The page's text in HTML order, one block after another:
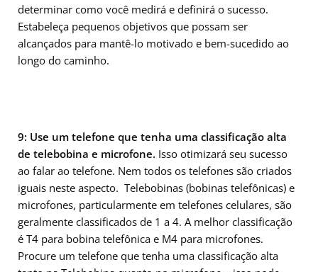
determinar como você medirá e definirá o sucesso.
Estabeleça pequenos objetivos que possam ser
alcançados para mantê-lo motivado e bem-sucedido ao
longo do caminho.
9: Use um telefone que tenha uma classificação alta
de telebobina e microfone. Isso otimizará seu sucesso
ao falar ao telefone. Nem todos os telefones são criados
iguais neste aspecto. Telebobinas (bobinas telefônicas) e
microfones, particularmente em telefones celulares, são
geralmente classificados de 1 a 4. A melhor classificação
é T4 para bobina telefônica e M4 para microfones.
Procure um telefone que tenha uma classificação alta